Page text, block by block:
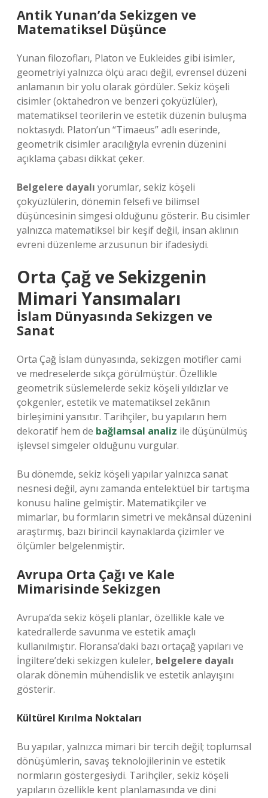
Antik Yunan’da Sekizgen ve
Matematiksel Düşünce
Yunan filozofları, Platon ve Eukleides gibi isimler,
geometriyi yalnızca ölçü aracı değil, evrensel düzeni
anlamanın bir yolu olarak gördüler. Sekiz köşeli
cisimler (oktahedron ve benzeri çokyüzlüler),
matematiksel teorilerin ve estetik düzenin buluşma
noktasıydı. Platon’un “Timaeus” adlı eserinde,
geometrik cisimler aracılığıyla evrenin düzenini
açıklama çabası dikkat çeker.
Belgelere dayalı yorumlar, sekiz köşeli
çokyüzlülerin, dönemin felsefi ve bilimsel
düşüncesinin simgesi olduğunu gösterir. Bu cisimler
yalnızca matematiksel bir keşif değil, insan aklının
evreni düzenleme arzusunun bir ifadesiydi.
Orta Çağ ve Sekizgenin
Mimari Yansımaları
İslam Dünyasında Sekizgen ve
Sanat
Orta Çağ İslam dünyasında, sekizgen motifler cami
ve medreselerde sıkça görülmüştür. Özellikle
geometrik süslemelerde sekiz köşeli yıldızlar ve
çokgenler, estetik ve matematiksel zekânın
birleşimini yansıtır. Tarihçiler, bu yapıların hem
dekoratif hem de bağlamsal analiz ile düşünülmüş
işlevsel simgeler olduğunu vurgular.
Bu dönemde, sekiz köşeli yapılar yalnızca sanat
nesnesi değil, aynı zamanda entelektüel bir tartışma
konusu haline gelmiştir. Matematikçiler ve
mimarlar, bu formların simetri ve mekânsal düzenini
araştırmış, bazı birincil kaynaklarda çizimler ve
ölçümler belgelenmiştir.
Avrupa Orta Çağı ve Kale
Mimarisinde Sekizgen
Avrupa’da sekiz köşeli planlar, özellikle kale ve
katedrallerde savunma ve estetik amaçlı
kullanılmıştır. Floransa’daki bazı ortaçağ yapıları ve
İngiltere’deki sekizgen kuleler, belgelere dayalı
olarak dönemin mühendislik ve estetik anlayışını
gösterir.
Kültürel Kırılma Noktaları
Bu yapılar, yalnızca mimari bir tercih değil; toplumsal
dönüşümlerin, savaş teknolojilerinin ve estetik
normların göstergesiydi. Tarihçiler, sekiz köşeli
yapıların özellikle kent planlamasında ve dini